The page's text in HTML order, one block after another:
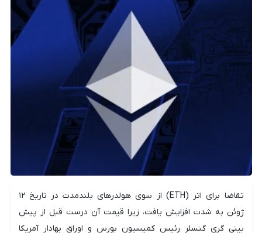
تقاضا برای اتر (ETH) از سوی هولدرهای بلندمدت در تاریخ ۱۲
ژوئن به شدت افزایش یافت، زیرا قیمت آن درست قبل از پیش
بینی گری گنسلر رئیس کمیسیون بورس و اوراق بهادار آمریکا